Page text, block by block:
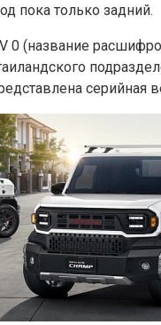
пока только задний.
0 (название